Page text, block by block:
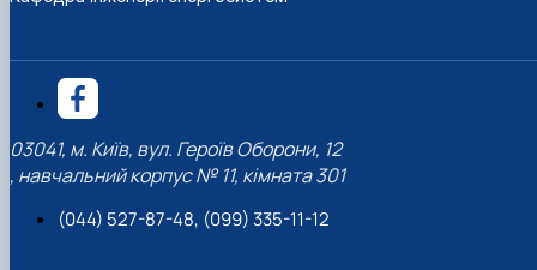
03041, м. Київ, вул. Героїв Оборони, 12
, навчальний корпус № 11, кімната 301
(044) 527-87-48, (099) 335-11-12